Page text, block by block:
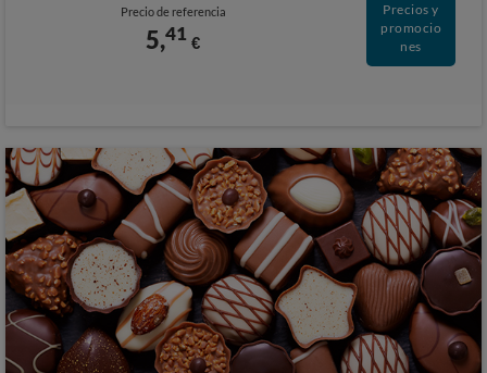
Precio de referencia
5,41 €
Precios y
promocio
nes